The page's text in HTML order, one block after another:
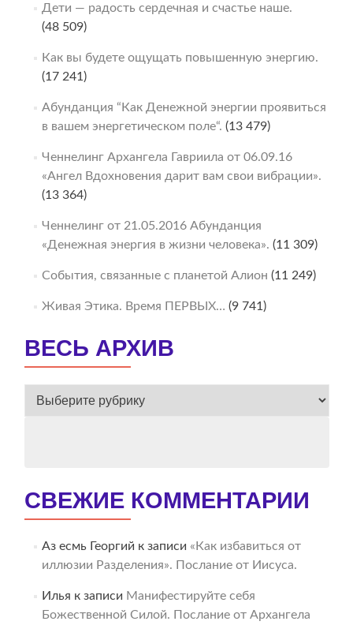
Дети — радость сердечная и счастье наше.
(48 509)
Как вы будете ощущать повышенную энергию.
(17 241)
Абунданция “Как Денежной энергии проявиться
в вашем энергетическом поле“. (13 479)
Ченнелинг Архангела Гавриила от 06.09.16
«Ангел Вдохновения дарит вам свои вибрации».
(13 364)
Ченнелинг от 21.05.2016 Абунданция
«Денежная энергия в жизни человека». (11 309)
События, связанные с планетой Алион (11 249)
Живая Этика. Время ПЕРВЫХ… (9 741)
ВЕСЬ АРХИВ
ВЕСЬ
СВЕЖИЕ КОММЕНТАРИИ
Аз есмь Георгий к записи «Как избавиться от
иллюзии Разделения». Послание от Иисуса.
Илья к записи Манифестируйте себя
Божественной Силой. Послание от Архангела